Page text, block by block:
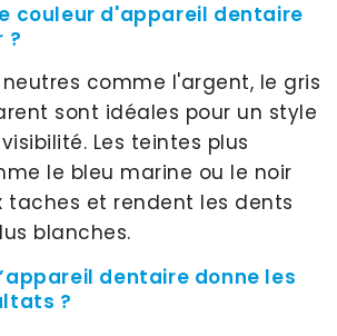
couleur d'appareil dentaire
?
neutres comme l'argent, le gris
sont idéales pour un style
Les teintes plus
le bleu marine ou le noir
taches et rendent les dents
blanches.
dentaire donne les
?